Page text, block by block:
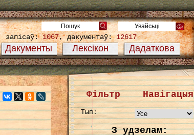
Дакументы Лексікон Дадаткова
запісаў:1067, дакументаў:12617
Фільтр Навігацыя
Тып:
З удзелам: